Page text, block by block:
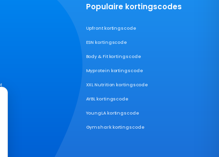
Populaire kortingscodes
Upfront kortingscode
ESN kortingscode
Body & Fit kortingscode
Myprotein kortingscode
XXL Nutrition kortingscode
AYBL kortingscode
YoungLA kortingscode
Gymshark kortingscode